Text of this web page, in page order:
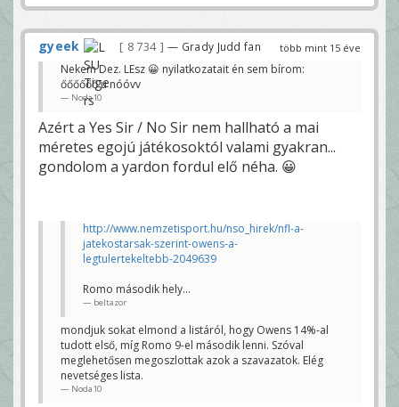
több mint 15 éve
gyeek 8 734 — Grady Judd fan
Nekem Dez. LEsz 😀 nyilatkozatait én sem bírom:
őőőőőő u nóóvv
Noda10
Azért a Yes Sir / No Sir nem hallható a mai
méretes egojú játékosoktól valami gyakran...
gondolom a yardon fordul elő néha. 😀
http://www.nemzetisport.hu/nso_hirek/nfl-a-
jatekostarsak-szerint-owens-a-
legtulertekeltebb-2049639
Romo második hely...
beltazor
mondjuk sokat elmond a listáról, hogy Owens 14%-al
tudott első, míg Romo 9-el második lenni. Szóval
meglehetősen megoszlottak azok a szavazatok. Elég
nevetséges lista.
Noda10